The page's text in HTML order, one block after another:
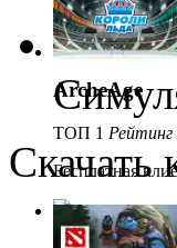
Описание,
ArcheAge
ТОП 1 Рейтинг
Бесплатная
Скачать